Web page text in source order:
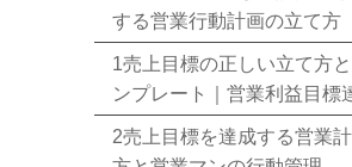
する営業行動計画の立て方
1売上目標の正しい立て方
ンプレート｜営業利益目標
2売上目標を達成する営業